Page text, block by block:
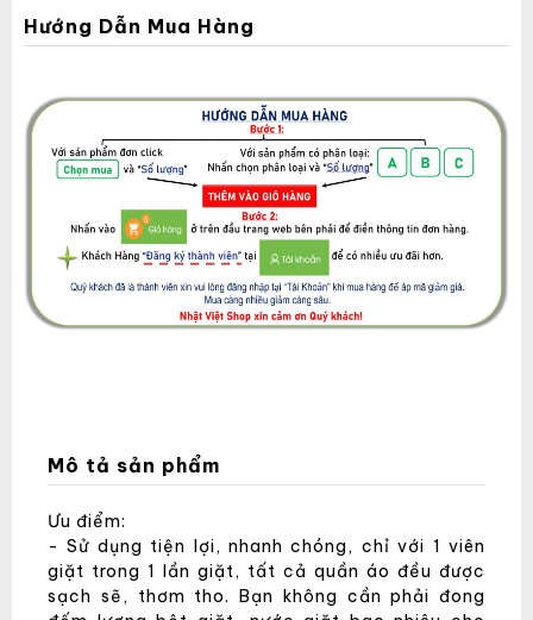
Hướng Dẫn Mua Hàng
Mô tả sản phẩm
Ưu điểm:
- Sử dụng tiện lợi, nhanh chóng, chỉ với 1 viên
giặt trong 1 lần giặt, tất cả quần áo đều được
sạch sẽ, thơm tho. Bạn không cần phải đong